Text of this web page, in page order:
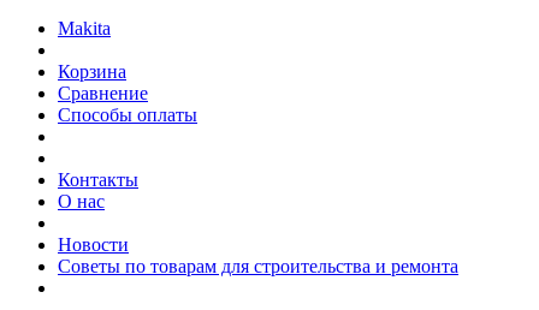
Makita
Корзина
Сравнение
Способы оплаты
Контакты
О нас
Новости
Советы по товарам для строительства и ремонта